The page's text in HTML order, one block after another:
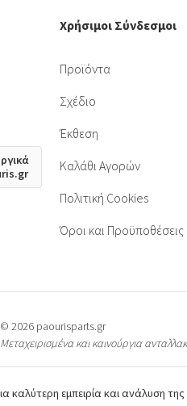
Χρήσιμοι Σύνδεσμοι
Προϊόντα
Σχέδιο
Έκθεση
Καλάθι Αγορών
Πολιτική Cookies
Όροι και Προϋποθέσεις
© 2026 paourisparts.gr
Μεταχειρισμένα και καινούργια
© Όλες οι φωτογραφίες των
καλύτερη εμπειρία και ανάλυση